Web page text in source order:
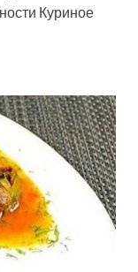
Куриное